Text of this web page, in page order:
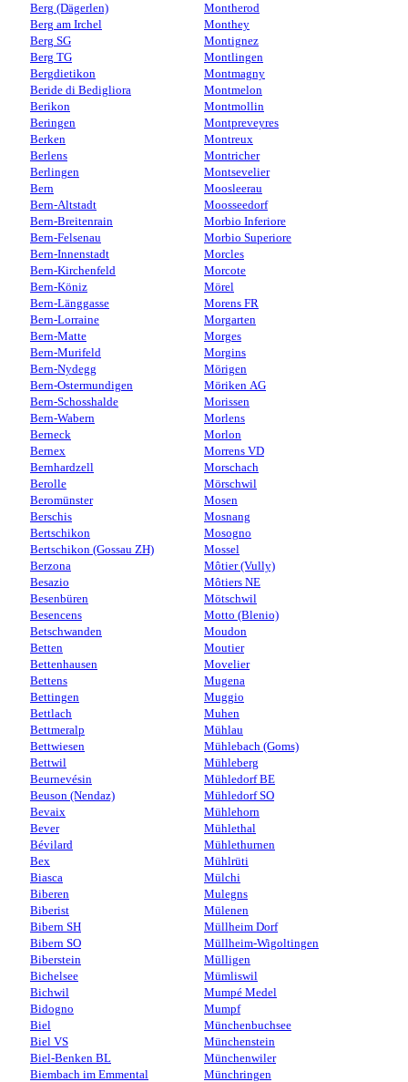
Berg (Dägerlen)
Berg am Irchel
Berg SG
Berg TG
Bergdietikon
Beride di Bedigliora
Berikon
Beringen
Berken
Berlens
Berlingen
Bern
Bern-Altstadt
Bern-Breitenrain
Bern-Felsenau
Bern-Innenstadt
Bern-Kirchenfeld
Bern-Köniz
Bern-Länggasse
Bern-Lorraine
Bern-Matte
Bern-Murifeld
Bern-Nydegg
Bern-Ostermundigen
Bern-Schosshalde
Bern-Wabern
Berneck
Bernex
Bernhardzell
Berolle
Beromünster
Berschis
Bertschikon
Bertschikon (Gossau ZH)
Berzona
Besazio
Besenbüren
Besencens
Betschwanden
Betten
Bettenhausen
Bettens
Bettingen
Bettlach
Bettmeralp
Bettwiesen
Bettwil
Beurnevésin
Beuson (Nendaz)
Bevaix
Bever
Bévilard
Bex
Biasca
Biberen
Biberist
Bibern SH
Bibern SO
Biberstein
Bichelsee
Bichwil
Bidogno
Biel
Biel VS
Biel-Benken BL
Biembach im Emmental
Montherod
Monthey
Montignez
Montlingen
Montmagny
Montmelon
Montmollin
Montpreveyres
Montreux
Montricher
Montsevelier
Moosleerau
Moosseedorf
Morbio Inferiore
Morbio Superiore
Morcles
Morcote
Mörel
Morens FR
Morgarten
Morges
Morgins
Mörigen
Möriken AG
Morissen
Morlens
Morlon
Morrens VD
Morschach
Mörschwil
Mosen
Mosnang
Mosogno
Mossel
Môtier (Vully)
Môtiers NE
Mötschwil
Motto (Blenio)
Moudon
Moutier
Movelier
Mugena
Muggio
Muhen
Mühlau
Mühlebach (Goms)
Mühleberg
Mühledorf BE
Mühledorf SO
Mühlehorn
Mühlethal
Mühlethurnen
Mühlrüti
Mülchi
Mulegns
Mülenen
Müllheim Dorf
Müllheim-Wigoltingen
Mülligen
Mümliswil
Mumpé Medel
Mumpf
Münchenbuchsee
Münchenstein
Münchenwiler
Münchringen